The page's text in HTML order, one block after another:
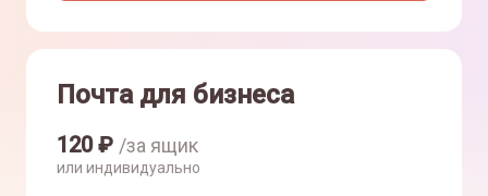
Почта для бизнеса
120₽ /за ящик
или индивидуально